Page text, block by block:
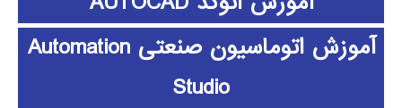
آموزش اتوماسیون صنعتی Automation
Studio